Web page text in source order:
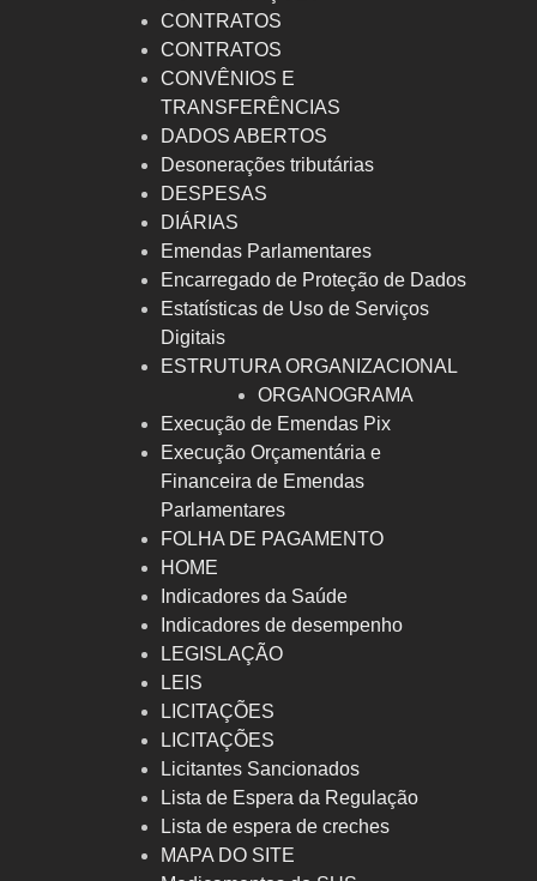
CONTRATOS
CONTRATOS
CONVÊNIOS E
TRANSFERÊNCIAS
DADOS ABERTOS
Desonerações tributárias
DESPESAS
DIÁRIAS
Emendas Parlamentares
Encarregado de Proteção de Dados
Estatísticas de Uso de Serviços
Digitais
ESTRUTURA ORGANIZACIONAL
ORGANOGRAMA
Execução de Emendas Pix
Execução Orçamentária e
Financeira de Emendas
Parlamentares
FOLHA DE PAGAMENTO
HOME
Indicadores da Saúde
Indicadores de desempenho
LEGISLAÇÃO
LEIS
LICITAÇÕES
LICITAÇÕES
Licitantes Sancionados
Lista de Espera da Regulação
Lista de espera de creches
MAPA DO SITE